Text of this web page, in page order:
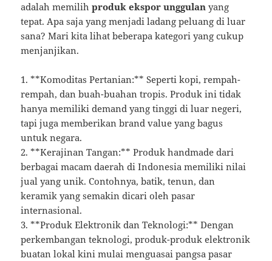
adalah memilihproduk ekspor unggulan yang
tepat. Apa saja yang menjadi ladang peluang di luar
sana? Mari kita lihat beberapa kategori yang cukup
menjanjikan.
1. **Komoditas Pertanian:** Seperti kopi, rempah-
rempah, dan buah-buahan tropis. Produk ini tidak
hanya memiliki demand yang tinggi di luar negeri,
tapi juga memberikan brand value yang bagus
untuk negara.
2. **Kerajinan Tangan:** Produk handmade dari
berbagai macam daerah di Indonesia memiliki nilai
jual yang unik. Contohnya, batik, tenun, dan
keramik yang semakin dicari oleh pasar
internasional.
3. **Produk Elektronik dan Teknologi:** Dengan
perkembangan teknologi, produk-produk elektronik
buatan lokal kini mulai menguasai pangsa pasar